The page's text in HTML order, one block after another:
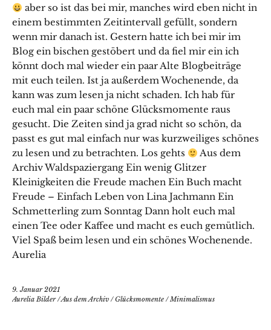
aber so ist das bei mir, manches wird eben nicht in
einem bestimmten Zeitintervall gefüllt, sondern
wenn mir danach ist. Gestern hatte ich bei mir im
Blog ein bischen gestöbert und da fiel mir ein ich
könnt doch mal wieder ein paar Alte Blogbeiträge
mit euch teilen. Ist ja außerdem Wochenende, da
kann was zum lesen ja nicht schaden. Ich hab für
euch mal ein paar schöne Glücksmomente raus
gesucht. Die Zeiten sind ja grad nicht so schön, da
passt es gut mal einfach nur was kurzweiliges schönes
zu lesen und zu betrachten. Los gehts
Aus dem
Archiv Waldspaziergang Ein wenig Glitzer
Kleinigkeiten die Freude machen Ein Buch macht
Freude – Einfach Leben von Lina Jachmann Ein
Schmetterling zum Sonntag Dann holt euch mal
einen Tee oder Kaffee und macht es euch gemütlich.
Viel Spaß beim lesen und ein schönes Wochenende.
Aurelia
9. Januar 2021
Aurelia Bilder/Aus dem Archiv /Glücksmomente /Minimalismus